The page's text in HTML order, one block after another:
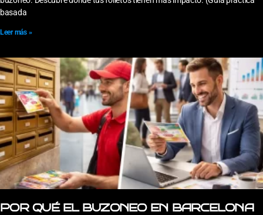
basada
Leer más »
POR QUÉ EL BUZONEO EN BARCELONA